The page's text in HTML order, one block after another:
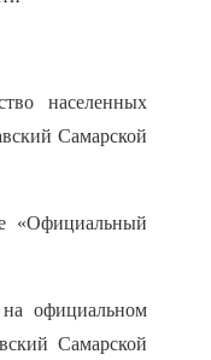
населенных
Самарской
«Официальный
официальном
Самарской